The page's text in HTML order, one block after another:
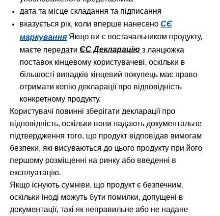
дата та місце складання та підписання
вказується рік, коли вперше нанесено СЄ
маркування Якщо ви є постачальником продукту,
маєте передати ЄС Декларацію з ланцюжка
поставок кінцевому користувачеві, оскільки в
більшості випадків кінцевий покупець має право
отримати копію декларації про відповідність
конкретному продукту.
Користувачі повинні зберігати декларації про
відповідність, оскільки вони надають документальне
підтвердження того, що продукт відповідав вимогам
безпеки, які висуваються до цього продукту при його
першому розміщенні на ринку або введенні в
експлуатацію.
Якщо існують сумніви, що продукт є безпечним,
оскільки іноді можуть бути помилки, допущені в
документації, такі як неправильне або не надане